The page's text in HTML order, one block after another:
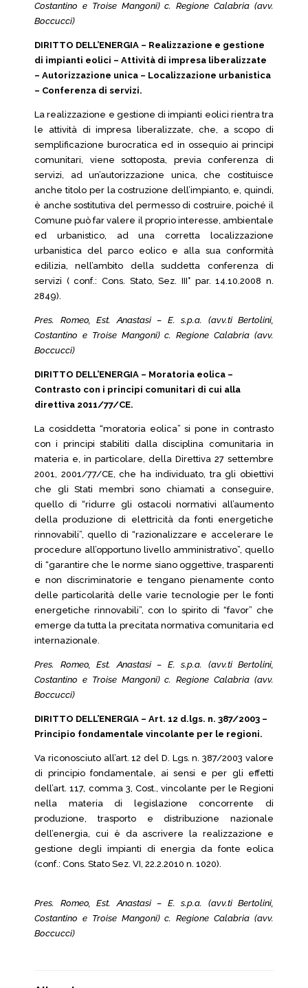
Costantino e Troise Mangoni) c. Regione Calabria (avv.
Boccucci)
DIRITTO DELL’ENERGIA – Realizzazione e gestione
di impianti eolici – Attività di impresa liberalizzate
– Autorizzazione unica – Localizzazione urbanistica
– Conferenza di servizi.
La realizzazione e gestione di impianti eolici rientra tra
le attività di impresa liberalizzate, che, a scopo di
semplificazione burocratica ed in ossequio ai principi
comunitari, viene sottoposta, previa conferenza di
servizi, ad un’autorizzazione unica, che costituisce
anche titolo per la costruzione dell’impianto, e, quindi,
è anche sostitutiva del permesso di costruire, poiché il
Comune può far valere il proprio interesse, ambientale
ed urbanistico, ad una corretta localizzazione
urbanistica del parco eolico e alla sua conformità
edilizia, nell’ambito della suddetta conferenza di
servizi ( conf.: Cons. Stato, Sez. III° par. 14.10.2008 n.
2849).
Pres. Romeo, Est. Anastasi – E. s.p.a. (avv.ti Bertolini,
Costantino e Troise Mangoni) c. Regione Calabria (avv.
Boccucci)
DIRITTO DELL’ENERGIA – Moratoria eolica –
Contrasto con i principi comunitari di cui alla
direttiva 2011/77/CE.
La cosiddetta “moratoria eolica” si pone in contrasto
con i principi stabiliti dalla disciplina comunitaria in
materia e, in particolare, della Direttiva 27 settembre
2001, 2001/77/CE, che ha individuato, tra gli obiettivi
che gli Stati membri sono chiamati a conseguire,
quello di “ridurre gli ostacoli normativi all’aumento
della produzione di elettricità da fonti energetiche
rinnovabili”, quello di “razionalizzare e accelerare le
procedure all’opportuno livello amministrativo”, quello
di “garantire che le norme siano oggettive, trasparenti
e non discriminatorie e tengano pienamente conto
delle particolarità delle varie tecnologie per le fonti
energetiche rinnovabili”, con lo spirito di “favor” che
emerge da tutta la precitata normativa comunitaria ed
internazionale.
Pres. Romeo, Est. Anastasi – E. s.p.a. (avv.ti Bertolini,
Costantino e Troise Mangoni) c. Regione Calabria (avv.
Boccucci)
DIRITTO DELL’ENERGIA – Art. 12 d.lgs. n. 387/2003 –
Principio fondamentale vincolante per le regioni.
Va riconosciuto all’art. 12 del D. Lgs. n. 387/2003 valore
di principio fondamentale, ai sensi e per gli effetti
dell’art. 117, comma 3, Cost., vincolante per le Regioni
nella materia di legislazione concorrente di
produzione, trasporto e distribuzione nazionale
dell’energia, cui è da ascrivere la realizzazione e
gestione degli impianti di energia da fonte eolica
(conf.: Cons. Stato Sez. VI, 22.2.2010 n. 1020).
Pres. Romeo, Est. Anastasi – E. s.p.a. (avv.ti Bertolini,
Costantino e Troise Mangoni) c. Regione Calabria (avv.
Boccucci)